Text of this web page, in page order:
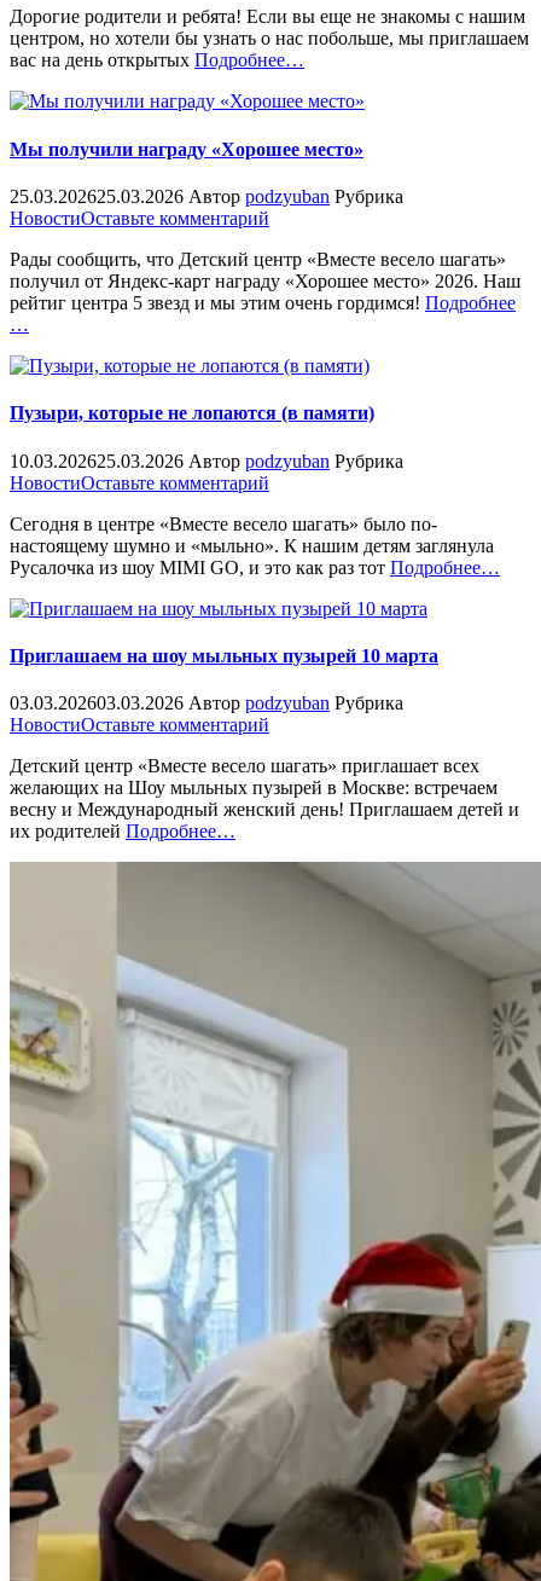
открытых
дверей
4
Дорогие родители и ребята! Если вы еще не знакомы с нашим
центром, но хотели бы узнать о нас побольше, мы приглашаем
вас на день открытых Подробнее«%s»
…
Мы получили награду «Хорошее место»
25.03.202625.03.2026 Автор podzyuban Рубрика
НовостиОставьте комментарий
получили
награду
«Хорошее
Рады сообщить, что Детский центр «Вместе весело шагать»
получил от Яндекс-карт награду «Хорошее место» 2026. Наш
рейтиг центра 5 звезд и мы этим очень гордимся! Подробнее
…
Пузыри, которые не лопаются (в памяти)
10.03.202625.03.2026 Автор podzyuban Рубрика
НовостиОставьте комментарий
которые
не
лопаются
памяти)
Сегодня в центре «Вместе весело шагать» было по-
настоящему шумно и «мыльно». К нашим детям заглянула
Русалочка из шоу MIMI GO, и это как раз тот Подробнее«%s»
…
Приглашаем на шоу мыльных пузырей 10 марта
03.03.202603.03.2026 Автор podzyuban Рубрика
НовостиОставьте комментарий
на
шоу
мыльных
марта
Детский центр «Вместе весело шагать» приглашает всех
желающих на Шоу мыльных пузырей в Москве: встречаем
весну и Международный женский день! Приглашаем детей и
их родителей Подробнее«%s»
…